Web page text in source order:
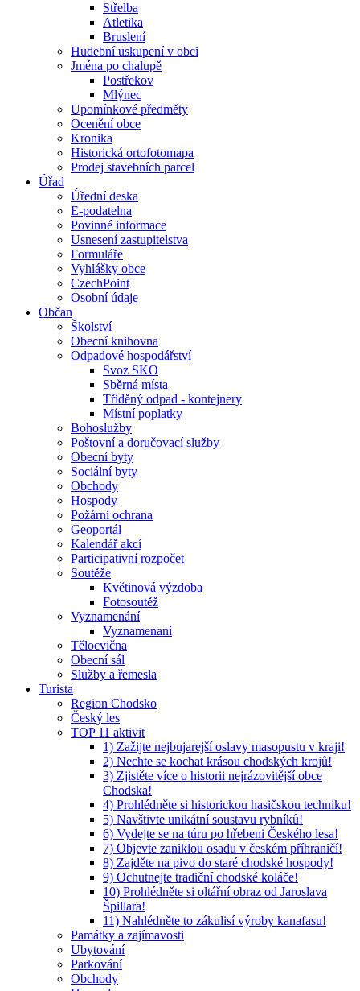
Střelba
Atletika
Bruslení
Hudební uskupení v obci
Jména po chalupě
Postřekov
Mlýnec
Upomínkové předměty
Ocenění obce
Kronika
Historická ortofotomapa
Prodej stavebních parcel
Úřad
Úřední deska
E-podatelna
Povinné informace
Usnesení zastupitelstva
Formuláře
Vyhlášky obce
CzechPoint
Osobní údaje
Občan
Školství
Obecní knihovna
Odpadové hospodářství
Svoz SKO
Sběrná místa
Tříděný odpad - kontejnery
Místní poplatky
Bohoslužby
Poštovní a doručovací služby
Obecní byty
Sociální byty
Obchody
Hospody
Požární ochrana
Geoportál
Kalendář akcí
Participativní rozpočet
Soutěže
Květinová výzdoba
Fotosoutěž
Vyznamenání
Vyznamenaní
Tělocvična
Obecní sál
Služby a řemesla
Turista
Region Chodsko
Český les
TOP 11 aktivit
1) Zažijte nejbujarejší oslavy masopustu v kraji!
2) Nechte se kochat krásou chodských krojů!
3) Zjistěte více o historii nejrázovitější obce
Chodska!
4) Prohlédněte si historickou hasičskou techniku!
5) Navštivte unikátní soustavu rybníků!
6) Vydejte se na túru po hřebeni Českého lesa!
7) Objevte zaniklou osadu v českém příhraničí!
8) Zajděte na pivo do staré chodské hospody!
9) Ochutnejte tradiční chodské koláče!
10) Prohlédněte si oltářní obraz od Jaroslava
Špillara!
11) Nahlédněte to zákulisí výroby kanafasu!
Památky a zajímavosti
Ubytování
Parkování
Obchody